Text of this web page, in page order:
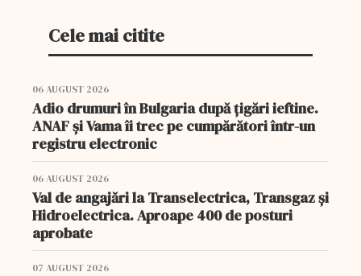
Cele mai citite
06 AUGUST 2026
Adio drumuri în Bulgaria după țigări ieftine.
ANAF și Vama îi trec pe cumpărători într-un
registru electronic
06 AUGUST 2026
Val de angajări la Transelectrica, Transgaz și
Hidroelectrica. Aproape 400 de posturi
aprobate
07 AUGUST 2026